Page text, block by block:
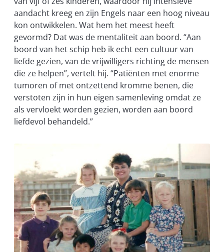
aandacht kreeg en zijn Engels naar een hoog niveau
kon ontwikkelen. Wat hem het meest heeft
gevormd? Dat was de mentaliteit aan boord. “Aan
boord van het schip heb ik echt een cultuur van
liefde gezien, van de vrijwilligers richting de mensen
die ze helpen”, vertelt hij. “Patiënten met enorme
tumoren of met ontzettend kromme benen, die
verstoten zijn in hun eigen samenleving omdat ze
als vervloekt worden gezien, worden aan boord
liefdevol behandeld.”